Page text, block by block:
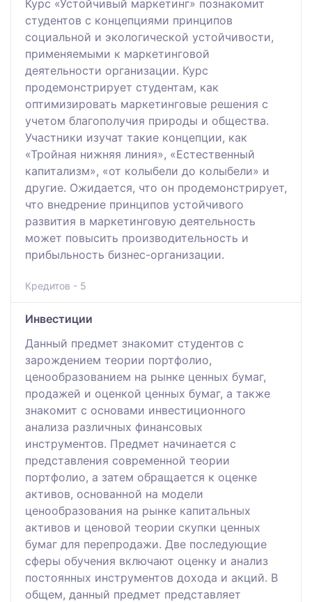
Курс «Устойчивый маркетинг» познакомит
студентов с концепциями принципов
социальной и экологической устойчивости,
применяемыми к маркетинговой
деятельности организации. Курс
продемонстрирует студентам, как
оптимизировать маркетинговые решения с
учетом благополучия природы и общества.
Участники изучат такие концепции, как
«Тройная нижняя линия», «Естественный
капитализм», «от колыбели до колыбели» и
другие. Ожидается, что он продемонстрирует,
что внедрение принципов устойчивого
развития в маркетинговую деятельность
может повысить производительность и
прибыльность бизнес-организации.
Кредитов - 5
Инвестиции
Данный предмет знакомит студентов с
зарождением теории портфолио,
ценообразованием на рынке ценных бумаг,
продажей и оценкой ценных бумаг, а также
знакомит с основами инвестиционного
анализа различных финансовых
инструментов. Предмет начинается с
представления современной теории
портфолио, а затем обращается к оценке
активов, основанной на модели
ценообразования на рынке капитальных
активов и ценовой теории скупки ценных
бумаг для перепродажи. Две последующие
сферы обучения включают оценку и анализ
постоянных инструментов дохода и акций. В
общем, данный предмет представляет